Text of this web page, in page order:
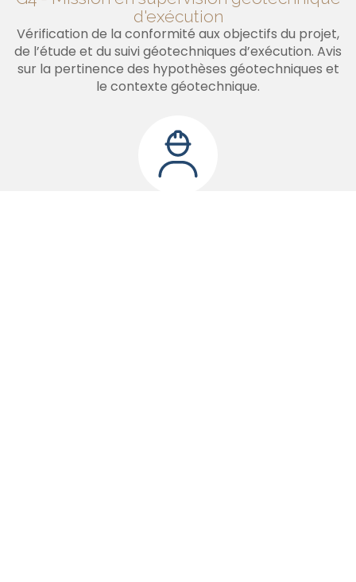
d'exécution
Vérification de la conformité aux objectifs du projet,
de l’étude et du suivi géotechniques d’exécution. Avis
sur la pertinence des hypothèses géotechniques et
le contexte géotechnique.